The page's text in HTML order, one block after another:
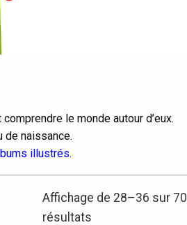
le monde autour d’eux.
de naissance.
illustrés.
Affichage de 28–36 sur 70
résultats